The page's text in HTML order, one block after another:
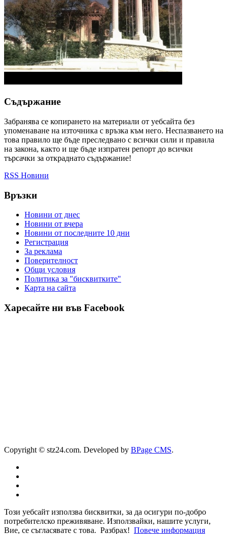
Съдържание
Забранява се копирането на материали от уебсайта без
упоменаване на източника с връзка към него. Неспазването на
това правило ще бъде преследвано с всички сили и правила
на закона, както и ще бъде изпратен репорт до всички
търсачки за откраднато съдържание!
RSS Новини
Връзки
Новини от днес
Новини от вчера
Новини от последните 10 дни
Регистрация
За реклама
Πoвepитeлнocт
Общи условия
Политика за "бисквитките"
Карта на сайта
Харесайте ни във Facebook
Copyright © stz24.com. Developed by BPage CMS.
Този уебсайт използва бисквитки, за да осигури по-добро
потребителско преживяване. Използвайки, нашите услуги,
Вие, се съгласявате с това. Разбрах! Повече информация